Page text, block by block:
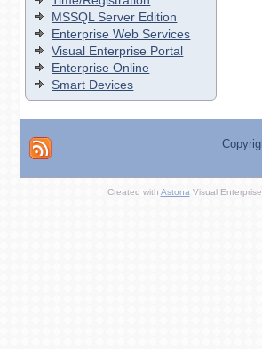
MSSQL Server Edition
Enterprise Web Services
Visual Enterprise Portal
Enterprise Online
Smart Devices
Created with Astona Visual